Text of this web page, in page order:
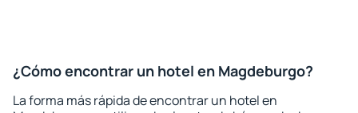
¿Cómo encontrar un hotel en Magdeburgo?
La forma más rápida de encontrar un hotel en